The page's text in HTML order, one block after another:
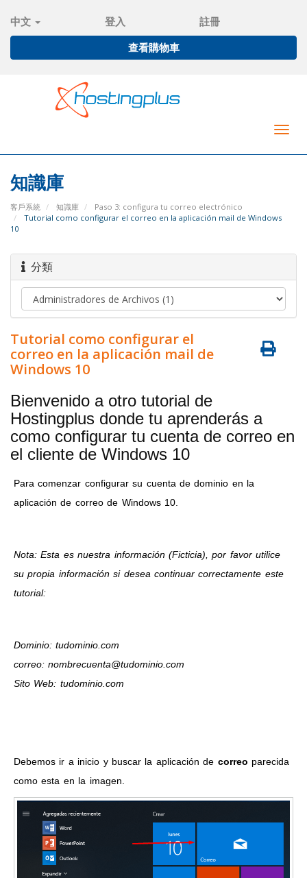
中文 登入
註冊
查看購物車
知識庫
客戶系統 知識庫
Paso 3: configura tu correo electrónico
Tutorial como configurar el correo en la aplicación mail de Windows
10
分類
Tutorial como configurar el
correo en la aplicación mail de
Windows 10
Bienvenido a otro tutorial de
Hostingplus donde tu aprenderás a
como configurar tu cuenta de correo en
el cliente de Windows 10
Para comenzar configurar su cuenta de dominio en la
aplicación de correo de Windows 10.
Nota: Esta es nuestra información (Ficticia), por favor utilice
su propia información si desea continuar correctamente este
tutorial:
Dominio: tudominio.com
correo: nombrecuenta@tudominio.com
Sito Web: tudominio.com
Debemos ir a inicio y buscar la aplicación de correo parecida
como esta en la imagen.